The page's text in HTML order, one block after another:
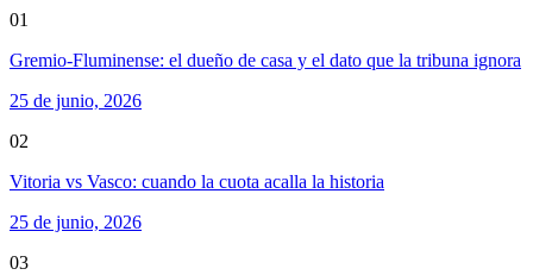
01
Gremio-Fluminense: el dueño de casa y el dato que la tribuna ignora
25 de junio, 2026
02
Vitoria vs Vasco: cuando la cuota acalla la historia
25 de junio, 2026
03